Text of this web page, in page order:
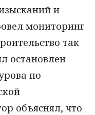
и
мониторинг
так
остановлен
по
объяснял, что